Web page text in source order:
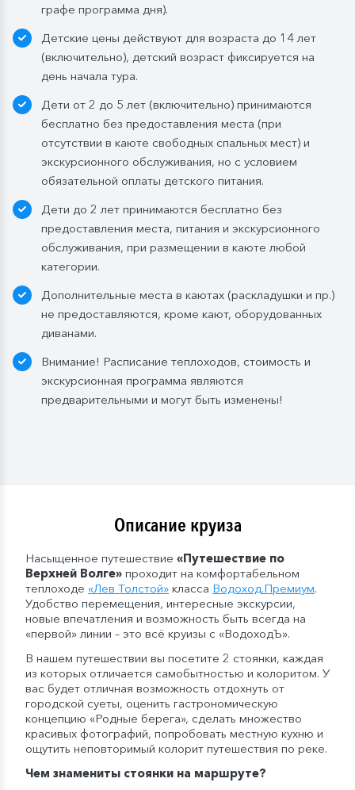
графе программа дня).
Детские цены действуют для возраста до 14 лет
(включительно), детский возраст фиксируется на
день начала тура.
Дети от 2 до 5 лет (включительно) принимаются
бесплатно без предоставления места (при
отсутствии в каюте свободных спальных мест) и
экскурсионного обслуживания, но с условием
обязательной оплаты детского питания.
Дети до 2 лет принимаются бесплатно без
предоставления места, питания и экскурсионного
обслуживания, при размещении в каюте любой
категории.
Дополнительные места в каютах (раскладушки и пр.)
не предоставляются, кроме кают, оборудованных
диванами.
Внимание! Расписание теплоходов, стоимость и
экскурсионная программа являются
предварительными и могут быть изменены!
Описание круиза
Насыщенное путешествие «Путешествие по
Верхней Волге» проходит на комфортабельном
теплоходе «Лев Толстой» класса Водоход.Премиум.
Удобство перемещения, интересные экскурсии,
новые впечатления и возможность быть всегда на
«первой» линии – это всё круизы с «ВодоходЪ».
В нашем путешествии вы посетите 2 стоянки, каждая
из которых отличается самобытностью и колоритом. У
вас будет отличная возможность отдохнуть от
городской суеты, оценить гастрономическую
концепцию «Родные берега», сделать множество
красивых фотографий, попробовать местную кухню и
ощутить неповторимый колорит путешествия по реке.
Чем знамениты стоянки на маршруте?